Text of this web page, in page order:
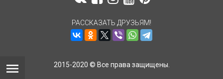
РАССКАЗАТЬ ДРУЗЬЯМ!
2015-2020 © Все права защищены.